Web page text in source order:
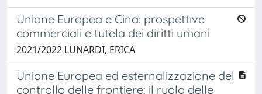
Unione Europea e Cina: prospettive
commerciali e tutela dei diritti umani
2021/2022 LUNARDI, ERICA
Unione Europea ed esternalizzazione del
controllo delle frontiere: il ruolo delle